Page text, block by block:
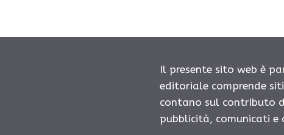
Il presente sito web è
editoriale comprende
contano sul contributo
pubblicità, comunicati